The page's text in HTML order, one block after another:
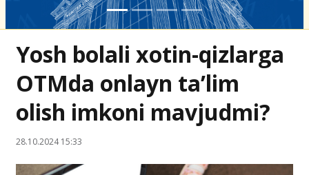
Yosh bolali xotin-qizlarga
OTMda onlayn ta’lim
olish imkoni mavjudmi?
28.10.2024 15:33